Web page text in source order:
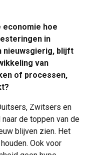
economie hoe
in
nieuwsgierig, blijft
van
of processen,
Zwitsers en
de toppen van de
blijven zien. Het
Ook voor